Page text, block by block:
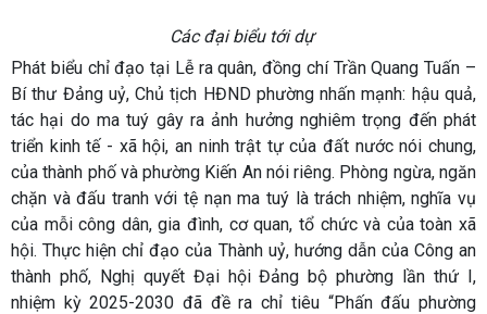
Các đại biểu tới dự
Phát biểu chỉ đạo tại Lễ ra quân, đồng chí Trần Quang Tuấn –
Bí thư Đảng uỷ, Chủ tịch HĐND phường nhấn mạnh: hậu quả,
tác hại do ma tuý gây ra ảnh hưởng nghiêm trọng đến phát
triển kinh tế - xã hội, an ninh trật tự của đất nước nói chung,
của thành phố và phường Kiến An nói riêng. Phòng ngừa, ngăn
chặn và đấu tranh với tệ nạn ma tuý là trách nhiệm, nghĩa vụ
của mỗi công dân, gia đình, cơ quan, tổ chức và của toàn xã
hội. Thực hiện chỉ đạo của Thành uỷ, hướng dẫn của Công an
thành phố, Nghị quyết Đại hội Đảng bộ phường lần thứ I,
nhiệm kỳ 2025-2030 đã đề ra chỉ tiêu “Phấn đấu phường